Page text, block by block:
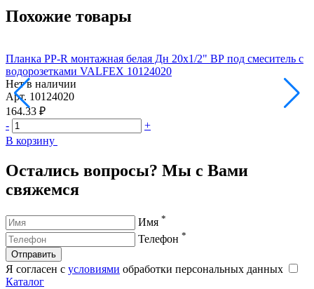
Похожие товары
Планка PP-R монтажная белая Дн 20х1/2" ВР под смеситель с
водорозетками VALFEX 10124020
Нет в наличии
Арт. 10124020
164.33 ₽
-
+
В корзину
Остались вопросы? Мы с Вами
свяжемся
Имя *
Телефон *
Отправить
Я согласен с условиями обработки персональных данных
Каталог